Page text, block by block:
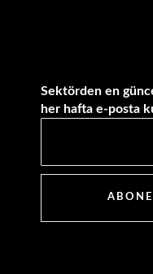
Sektörden en
her hafta e-posta